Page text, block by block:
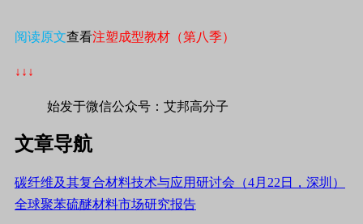
阅读原文查看注塑成型教材（第八季）
↓↓↓
始发于微信公众号：艾邦高分子
文章导航
碳纤维及其复合材料技术与应用研讨会（4月22日，深圳）
全球聚苯硫醚材料市场研究报告